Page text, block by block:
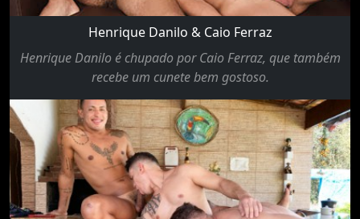
Henrique Danilo & Caio Ferraz
Henrique Danilo é chupado por Caio Ferraz, que também
recebe um cunete bem gostoso.